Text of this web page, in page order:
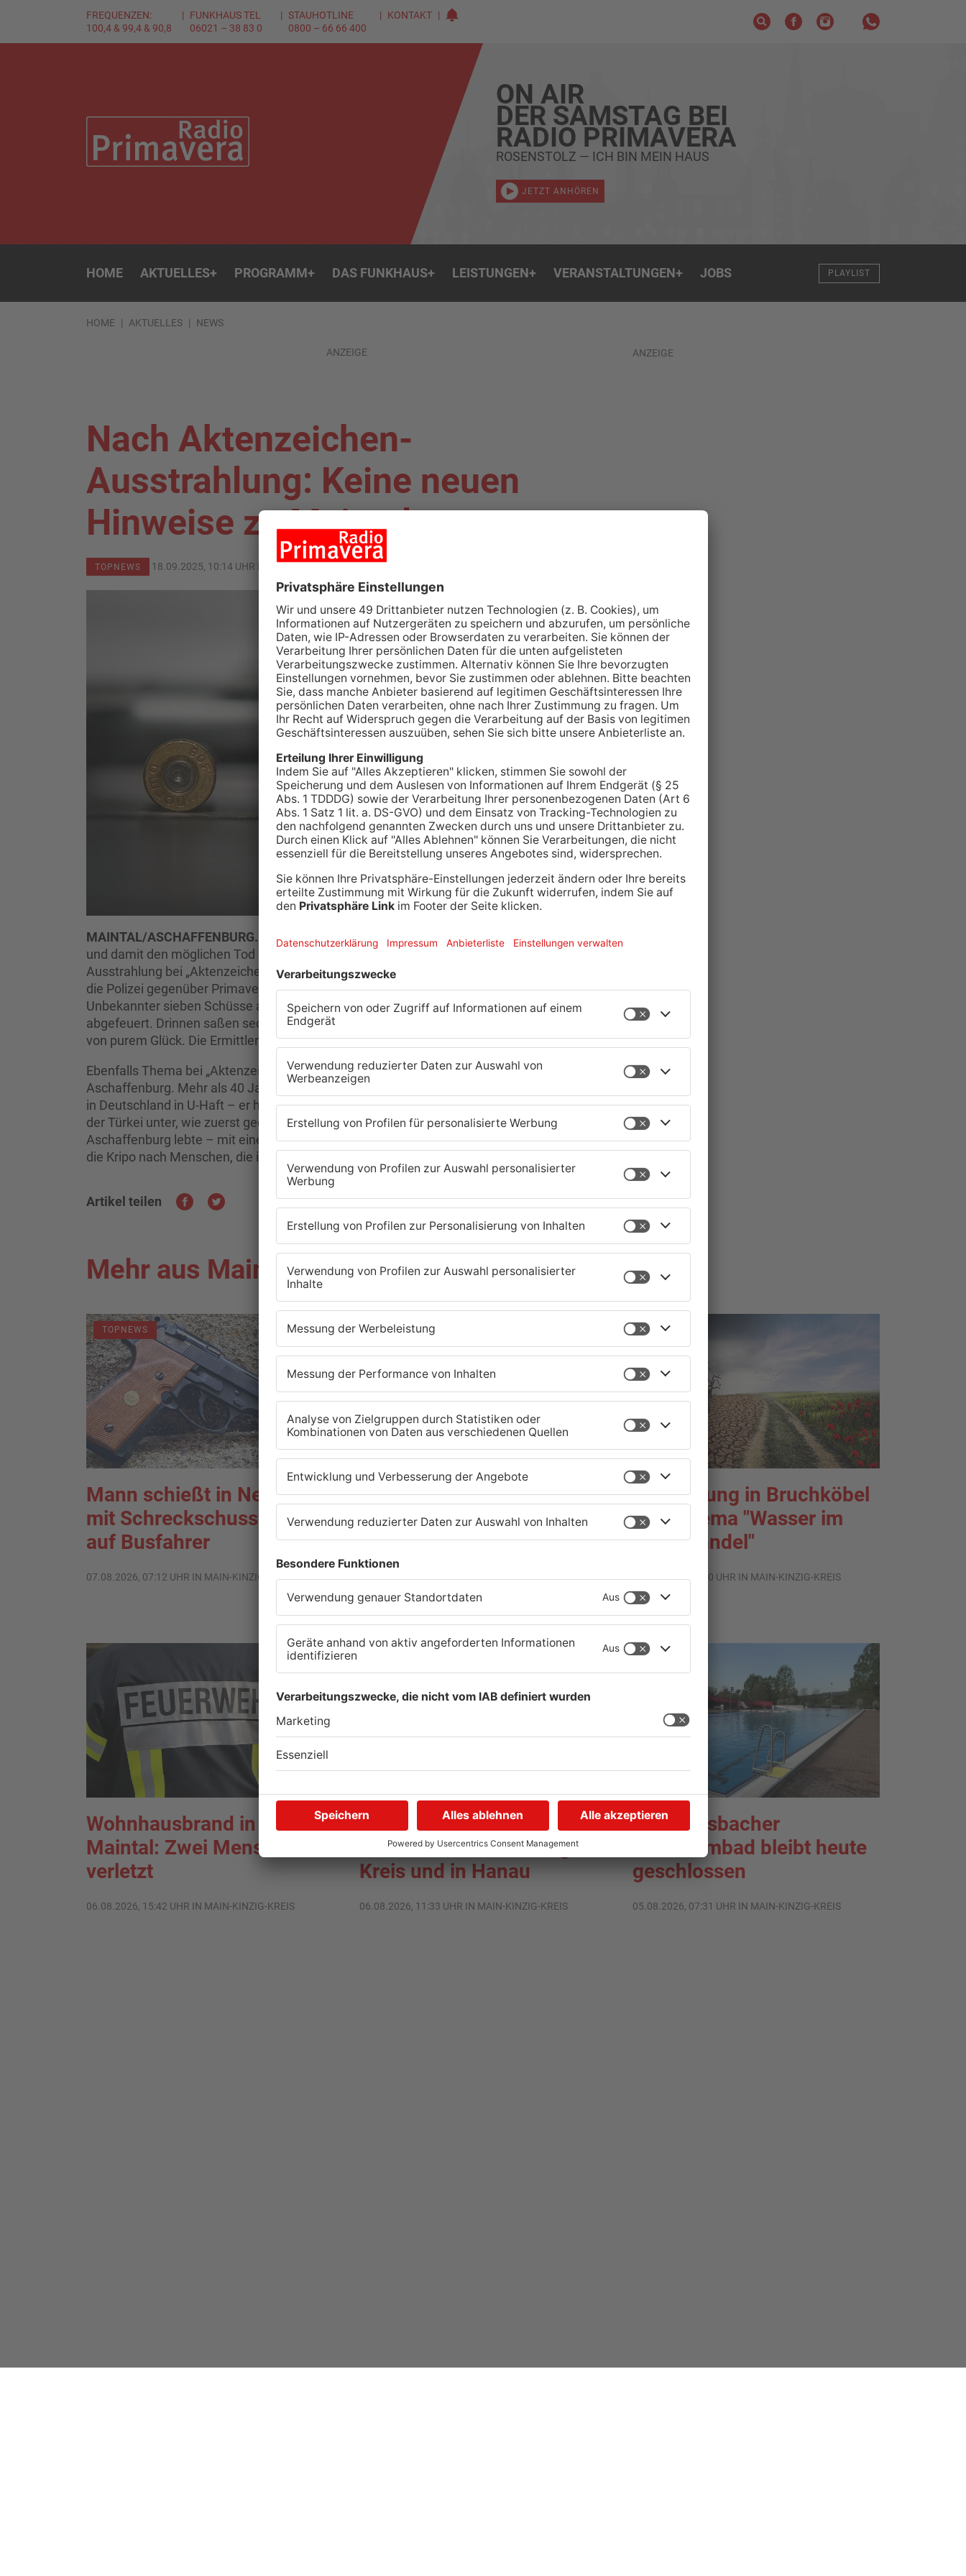
FREQUENZEN:
100,4 & 99,4 & 90,8
FUNKHAUS TEL
06021 – 38 83 0
STAUHOTLINE
0800 – 66 66 400
KONTAKT
ON AIR
DER SAMSTAG BEI
RADIO PRIMAVERA
ROSENSTOLZ — ICH BIN MEIN HAUS
JETZT ANHÖREN
HOME AKTUELLES+ PROGRAMM+ DAS FUNKHAUS+ LEISTUNGEN+ VERANSTALTUNGEN+ JOBS PLAYLIST
HOME AKTUELLES NEWS
ANZEIGE
Nach Aktenzeichen-
Ausstrahlung: Keine neuen
Hinweise zu Maintal
TOPNEWS 18.09.2025, 10:14 UHR IN MAIN-KINZIG-KREIS
MAINTAL/ASCHAFFENBURG.
Wer hat letztes Jahr auf ein Wettbüro in Maintal geschossen
und damit den möglichen Tod mehrerer Menschen in Kauf genommen? Auch nach der
Ausstrahlung bei „Aktenzeichen XY“ gestern gibt es dazu keine neuen Hinweise – das hat
die Polizei gegenüber Primavera bestätigt. Im Januar vergangenen Jahres hatte ein
Unbekannter sieben Schüsse auf die Frontscheibe eines Wettbüros in Maintal-Dörnigheim
abgefeuert. Drinnen saßen sechs Menschen. Alle blieben unverletzt, die Polizei spricht da
von purem Glück. Die Ermittler gehen daher von sechsfach versuchtem Mord aus.
Ebenfalls Thema bei „Aktenzeichen XY“ war der Cold Case Maria Köhler aus
Aschaffenburg. Mehr als 40 Jahre nach dem Mord sitzt ihr damaliger Ex-Freund inzwischen
in Deutschland in U-Haft – er hat gestanden. Brisant: Der Mann tauchte nicht komplett in
der Türkei unter, wie zuerst gedacht. Die Ermittler fanden jetzt heraus, dass er 16 Jahre in
Aschaffenburg lebte – mit einer falschen Identität – und sogar verheiratet war. Jetzt sucht
die Kripo nach Menschen, die ihn in dieser Zeit kannten.
Artikel teilen
ANZEIGE
Mehr aus Main-Kinzig-Kreis
TOPNEWS
Mann schießt in Neuberg
mit Schreckschusswaffe
auf Busfahrer
07.08.2026, 07:12 UHR IN MAIN-KINZIG-KREIS
Schwerer Unfall zwischen
Langenselbolder Dreieck
und Hanauer Kreuz
07.08.2026, 07:07 UHR IN MAIN-KINZIG-KREIS
Ausstellung in Bruchköbel
zum Thema "Wasser im
Klimawandel"
07.08.2026, 05:00 UHR IN MAIN-KINZIG-KREIS
Wohnhausbrand in
Maintal: Zwei Menschen
verletzt
06.08.2026, 15:42 UHR IN MAIN-KINZIG-KREIS
Gute Nachrichten für
Pendler im Main-Kinzig-
Kreis und in Hanau
06.08.2026, 11:33 UHR IN MAIN-KINZIG-KREIS
Wächtersbacher
Schwimmbad bleibt heute
geschlossen
05.08.2026, 07:31 UHR IN MAIN-KINZIG-KREIS